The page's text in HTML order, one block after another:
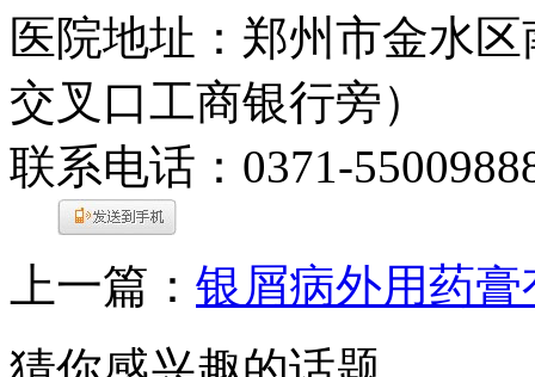
医院地址：郑州市金水
交叉口工商银行旁）
联系电话：0371-
上一篇： 银屑病外用药膏